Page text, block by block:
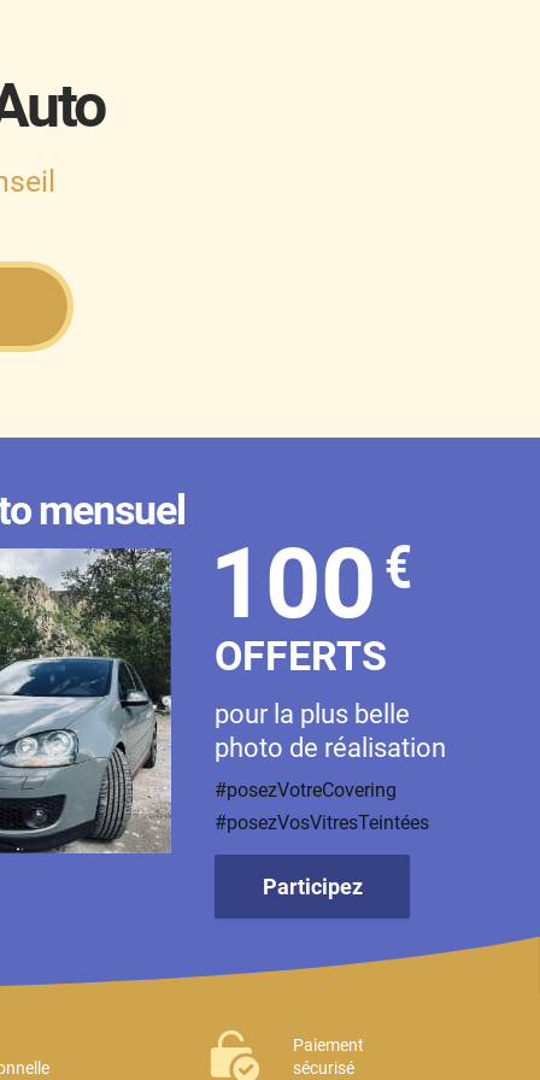
mensuel
100€
OFFERTS
pour la plus belle
photo de réalisation
#posezVotreCovering
#posezVosVitresTeintées
Participez
Paiement
sécurisé